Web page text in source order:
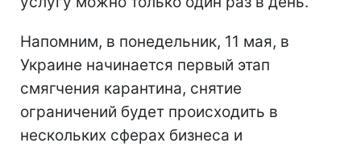
Напомним, в понедельник, 11 мая, в
Украине начинается первый этап
смягчения карантина, снятие
ограничений будет происходить в
нескольких сферах бизнеса и